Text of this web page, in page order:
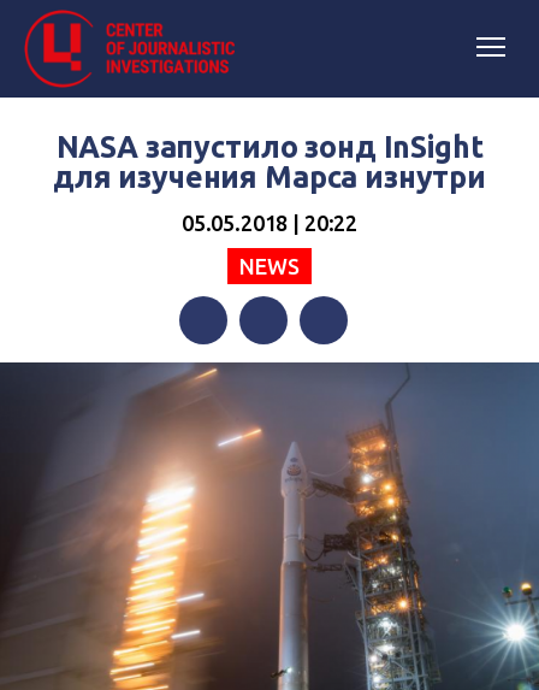
NASA запустило зонд InSight
для изучения Марса изнутри
05.05.2018 | 20:22
NEWS
FacebookTwitterTelegram